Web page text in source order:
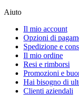
Aiuto
Il mio account
Opzioni di
Spedizione e
Il mio ordine
Resi e rimborsi
Promozioni e
Hai bisogno di
Clienti aziendali